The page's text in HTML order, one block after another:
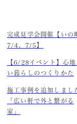
完成見学会開催【いの
7/4，7/5】
【6/28イベント】心地
い暮らしのつくりかた
施工事例を追加しまし
「広い軒で外と繋がる
家」